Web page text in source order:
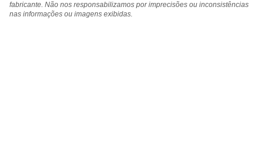
fabricante. Não nos responsabilizamos por imprecisões ou inconsistências
nas informações ou imagens exibidas.